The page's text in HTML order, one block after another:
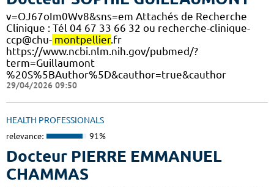
v=OJ67oIm0Wv8&sns=em Attachés de Recherche
Clinique : Tél 04 67 33 66 32 ou recherche-clinique-
ccp@chu- montpellier.fr
https://www.ncbi.nlm.nih.gov/pubmed/?
term=Guillaumont
%20S%5BAuthor%5D&cauthor=true&cauthor
29/04/2026 09:50
HEALTH PROFESSIONALS
relevance: 91%
Docteur PIERRE EMMANUEL
CHAMMAS